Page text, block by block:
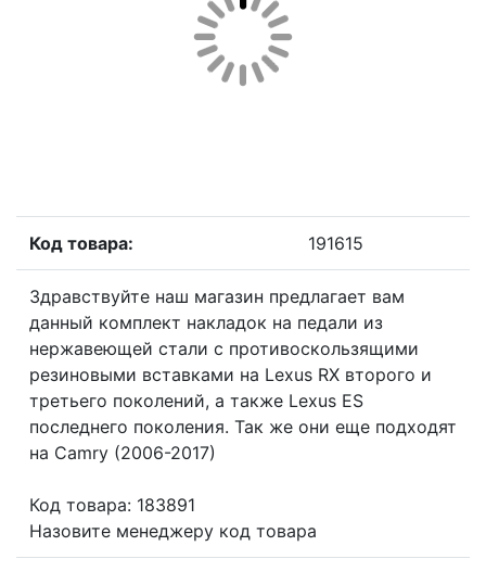
Код товара: 191615
Здравствуйте наш магазин предлагает вам
данный комплект накладок на педали из
нержавеющей стали с противоскользящими
резиновыми вставками на Lexus RX второго и
третьего поколений, а также Lexus ES
последнего поколения. Так же они еще подходят
на Camry (2006-2017)
Код товара: 183891
Назовите менеджеру код товара